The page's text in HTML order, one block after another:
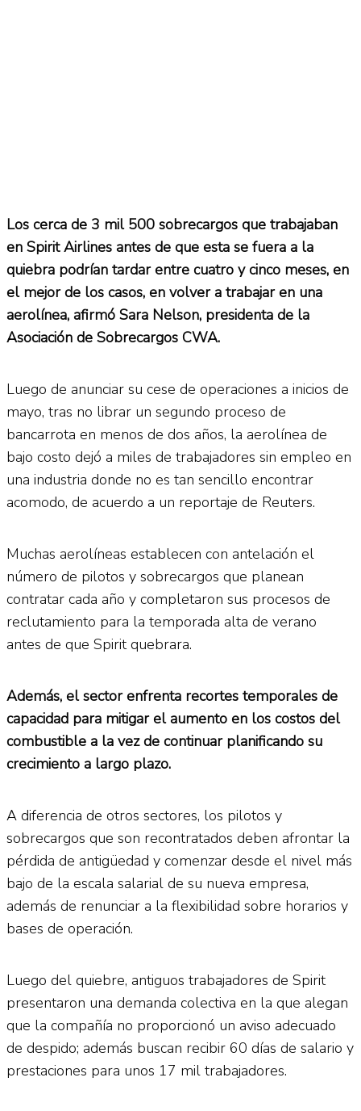
Los cerca de 3 mil 500 sobrecargos que trabajaban
en Spirit Airlines antes de que esta se fuera a la
quiebra podrían tardar entre cuatro y cinco meses, en
el mejor de los casos, en volver a trabajar en una
aerolínea, afirmó Sara Nelson, presidenta de la
Asociación de Sobrecargos CWA.
Luego de anunciar su cese de operaciones a inicios de
mayo, tras no librar un segundo proceso de
bancarrota en menos de dos años, la aerolínea de
bajo costo dejó a miles de trabajadores sin empleo en
una industria donde no es tan sencillo encontrar
acomodo, de acuerdo a un reportaje de Reuters.
Muchas aerolíneas establecen con antelación el
número de pilotos y sobrecargos que planean
contratar cada año y completaron sus procesos de
reclutamiento para la temporada alta de verano
antes de que Spirit quebrara.
Además, el sector enfrenta recortes temporales de
capacidad para mitigar el aumento en los costos del
combustible a la vez de continuar planificando su
crecimiento a largo plazo.
A diferencia de otros sectores, los pilotos y
sobrecargos que son recontratados deben afrontar la
pérdida de antigüedad y comenzar desde el nivel más
bajo de la escala salarial de su nueva empresa,
además de renunciar a la flexibilidad sobre horarios y
bases de operación.
Luego del quiebre, antiguos trabajadores de Spirit
presentaron una demanda colectiva en la que alegan
que la compañía no proporcionó un aviso adecuado
de despido; además buscan recibir 60 días de salario y
prestaciones para unos 17 mil trabajadores.